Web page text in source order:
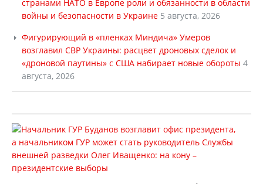
странами НАТО в Европе роли и обязанности в области
войны и безопасности в Украине 5 августа, 2026
Фигурирующий в «пленках Миндича» Умеров
возглавил СВР Украины: расцвет дроновых сделок и
«дроновой паутины» с США набирает новые обороты 4
августа, 2026